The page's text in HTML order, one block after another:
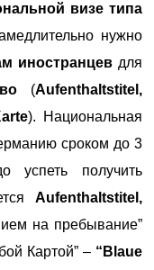
визе типа
нужно
иностранцевдля
(Aufenthaltstitel,
). Национальная
сроком до 3
получить
Aufenthaltstitel,
на пребывание”
Картой” –“Blaue